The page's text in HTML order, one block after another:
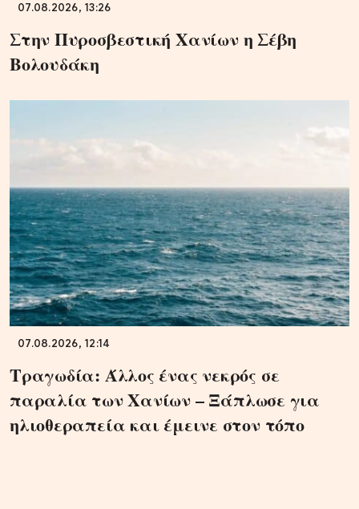
07.08.2026, 13:26
Στην Πυροσβεστική Χανίων η Σέβη
Βολουδάκη
07.08.2026, 12:14
Τραγωδία: Άλλος ένας νεκρός σε
παραλία των Χανίων – Ξάπλωσε για
ηλιοθεραπεία και έμεινε στον τόπο